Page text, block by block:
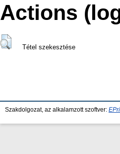
Actions
Tétel szekesztése
Szakdolgozat, az alkalamzott szoftver: